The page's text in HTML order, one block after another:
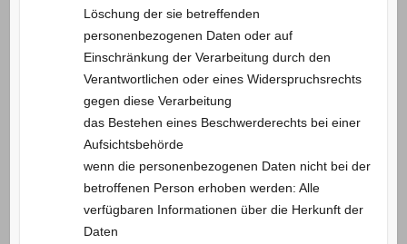
Löschung der sie betreffenden
personenbezogenen Daten oder auf
Einschränkung der Verarbeitung durch den
Verantwortlichen oder eines Widerspruchsrechts
gegen diese Verarbeitung
das Bestehen eines Beschwerderechts bei einer
Aufsichtsbehörde
wenn die personenbezogenen Daten nicht bei der
betroffenen Person erhoben werden: Alle
verfügbaren Informationen über die Herkunft der
Daten